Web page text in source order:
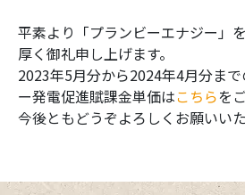
平素より「プランビーエナジー」
厚く御礼申し上げます。
2023年5月分から2024年4月分ま
ー発電促進賦課金単価はこちらを
今後ともどうぞよろしくお願いいた